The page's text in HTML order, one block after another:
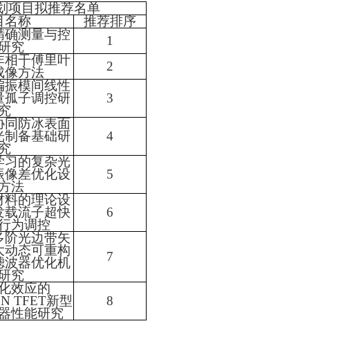
项目拟推荐名单
名称
推荐排序
确测量与控
究
1
相干傅里叶
像方法
2
振模间线性
孤子调控研
3
同防冰表面
制备基础研
4
习的复杂光
像差优化设
法
5
料的理论设
载流子超快
为调控
6
阶光边带矢
动态可重构
波器优化机
究
7
效应的
TFET新型
性能研究
8